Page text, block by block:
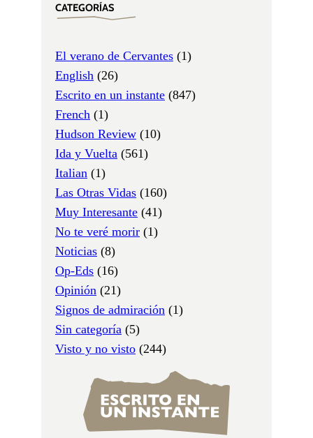
CATEGORÍAS
El verano de Cervantes (1)
English (26)
Escrito en un instante (847)
French (1)
Hudson Review (10)
Ida y Vuelta (561)
Italian (1)
Las Otras Vidas (160)
Muy Interesante (41)
No te veré morir (1)
Noticias (8)
Op-Eds (16)
Opinión (21)
Signos de admiración (1)
Sin categoría (5)
Visto y no visto (244)